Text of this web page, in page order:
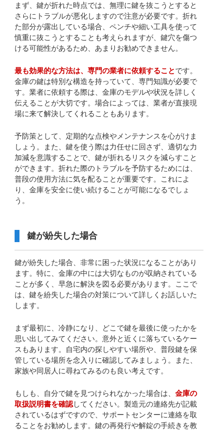
まず、鍵が折れた時点では、無理に鍵を抜こうとすると
さらにトラブルが悪化しますので注意が必要です。折れ
た部分が露出している場合、ペンチや細い工具を使って
慎重に抜こうとすることも考えられますが、鍵穴を傷つ
ける可能性があるため、あまりお勧めできません。
最も効果的な方法は、専門の業者に依頼することです。
金庫の鍵は特別な構造を持っていて、専門知識が必要で
す。業者に依頼する際は、金庫のモデルや状況を詳しく
伝えることが大切です。場合によっては、業者が直接現
場に来て解決してくれることもあります。
予防策として、定期的な点検やメンテナンスを心がけま
しょう。また、鍵を使う際は力任せに回さず、適切な力
加減を意識することで、鍵が折れるリスクを減らすこと
ができます。折れた際のトラブルを予防するためには、
普段の使用方法に気を配ることが重要です。これによ
り、金庫を安全に使い続けることが可能になるでしょ
う。
鍵が紛失した場合
鍵が紛失した場合、非常に困った状況になることがあり
ます。特に、金庫の中には大切なものが収納されている
ことが多く、早急に解決を図る必要があります。ここで
は、鍵を紛失した場合の対策について詳しくお話しいた
します。
まず最初に、冷静になり、どこで鍵を最後に使ったかを
思い出してみてください。意外と近くに落ちているケー
スもあります。自宅内の探しやすい場所や、普段鍵を保
管している場所を念入りに確認してみましょう。また、
家族や同居人に尋ねてみるのも良い考えです。
もしも、自分で鍵を見つけられなかった場合は、 金庫の
取扱説明書を確認してください。製造元の連絡先が記載
されているはずですので、サポートセンターに連絡を取
ることをお勧めします。鍵の再発行や解錠の手続きを教